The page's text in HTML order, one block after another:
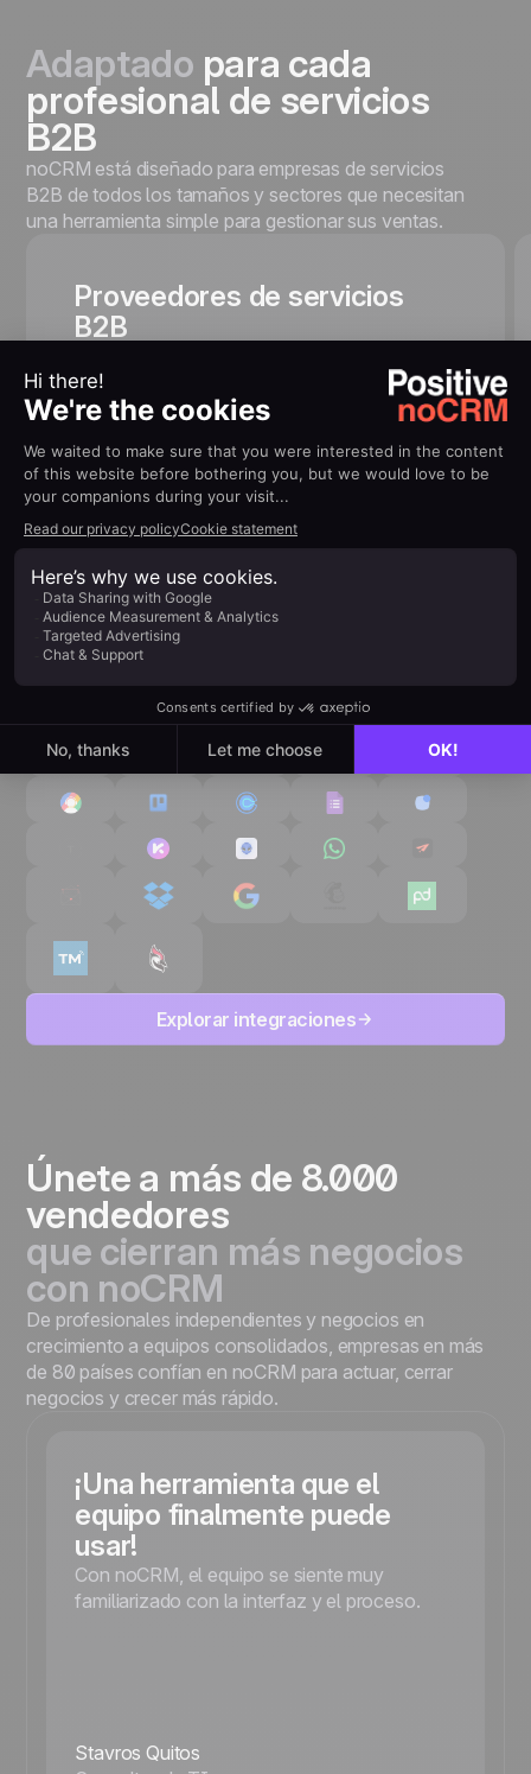
Adaptado para cada
profesional de servicios
B2B
noCRM está diseñado para empresas de servicios
B2B de todos los tamaños y sectores que necesitan
una herramienta simple para gestionar sus ventas.
Proveedores de servicios
B2B
100% conectado a tu
ecosistema
Conecta fácilmente tus herramientas diarias para
Explorar integraciones
Únete a más de 8.000
vendedores
que cierran más negocios
con noCRM
De profesionales independientes y negocios en
crecimiento a equipos consolidados, empresas en más
de 80 países confían en noCRM para actuar, cerrar
negocios y crecer más rápido.
¡Una herramienta que el
equipo finalmente puede
usar!
Con noCRM, el equipo se siente muy
familiarizado con la interfaz y el proceso.
Stavros Quitos